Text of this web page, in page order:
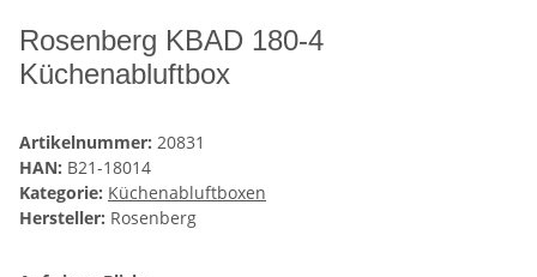
Rosenberg KBAD 180-4
Küchenabluftbox
Artikelnummer: 20831
HAN: B21-18014
Kategorie: Küchenabluftboxen
Hersteller: Rosenberg